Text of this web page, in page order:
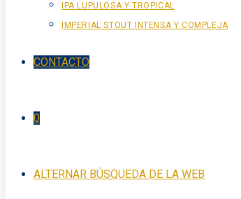
IPA LUPULOSA Y TROPICAL
IMPERIAL STOUT INTENSA Y COMPLEJA
CONTACTO
0
ALTERNAR BÚSQUEDA DE LA WEB